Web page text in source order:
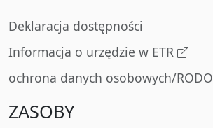
Deklaracja dostępności
Informacja o urzędzie w ETR
ochrona danych osobowych/RODO
ZASOBY